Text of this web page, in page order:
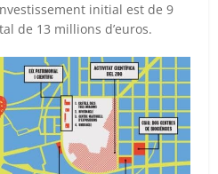
initial est de 9
de 13 millions d’euros.